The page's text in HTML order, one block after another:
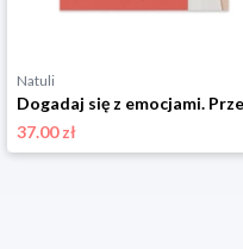
Natuli
37.00 zł